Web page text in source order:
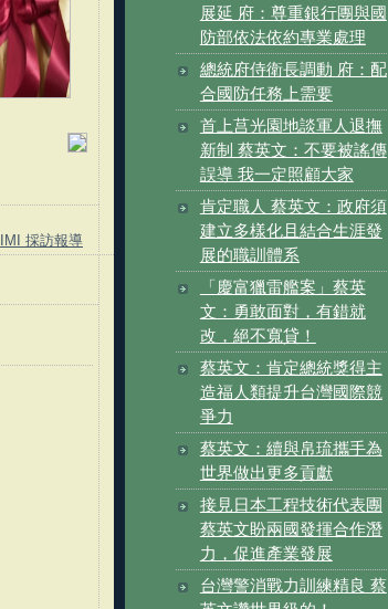
IMI 採訪報導
展延 府：尊重銀行團與國
防部依法依約專業處理
總統府侍衛長調動 府：配
合國防任務上需要
首上莒光園地談軍人退撫
新制 蔡英文：不要被謠傳
誤導 我一定照顧大家
肯定職人 蔡英文：政府須
建立多樣化且結合生涯發
展的職訓體系
「慶富獵雷艦案」蔡英
文：勇敢面對，有錯就
改，絕不寬貸！
蔡英文：肯定總統獎得主
造福人類提升台灣國際競
爭力
蔡英文：續與帛琉攜手為
世界做出更多貢獻
接見日本工程技術代表團
蔡英文盼兩國發揮合作潛
力，促進產業發展
台灣警消戰力訓練精良 蔡